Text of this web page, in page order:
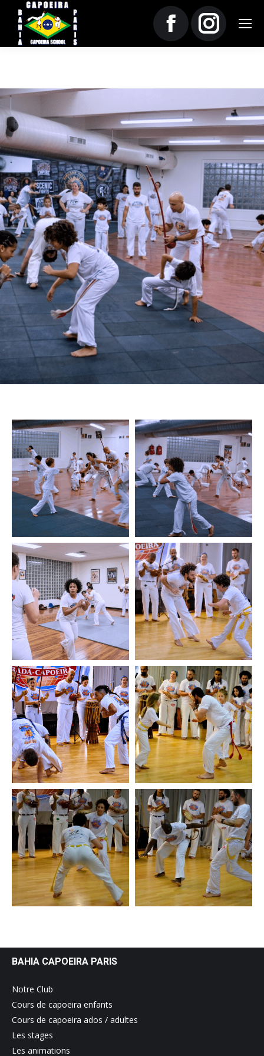
La
Facebook
s'ouvre
une
nouvelle
fenêtre
La
Instagram
s'ouvre
dans
une
nouvelle
fenêtre
BAHIA CAPOEIRA PARIS
Notre Club
Cours de capoeira enfants
Cours de capoeira ados / adultes
Les stages
Les animations